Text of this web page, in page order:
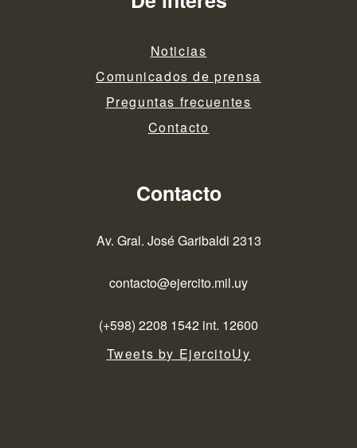
Noticias
Comunicados de prensa
Preguntas frecuentes
Contacto
Contacto
Av. Gral. José Garibaldi 2313
contacto@ejercito.mil.uy
(+598) 2208 1542 int. 12600
Tweets by EjercitoUy